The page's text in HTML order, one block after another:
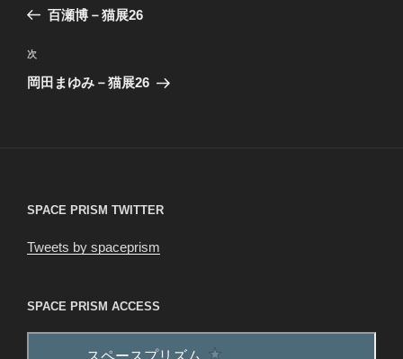
ビ
ゲ
の
稿
百瀬博－猫展26
次
の
次
岡田まゆみ－猫展26
SPACE PRISM TWITTER
Tweets by spaceprism
SPACE PRISM ACCESS